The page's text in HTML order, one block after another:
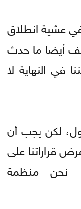
عشية انطلاق
أيضا ما حدث
في النهاية لا
لكن يجب أن
قراراتنا على
نحن منظمة